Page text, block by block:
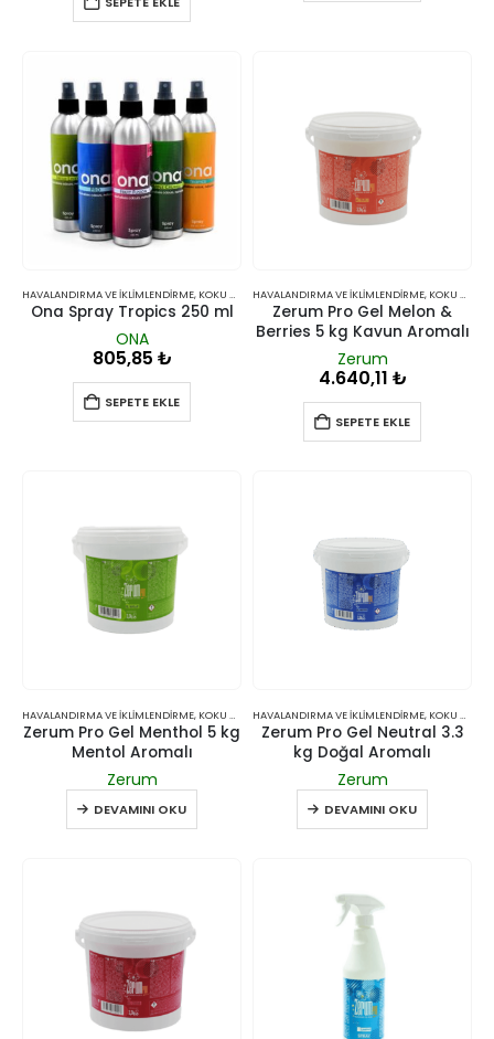
HAVALANDIRMA VE İKLIMLENDIRME, KOKU GIDERICILER
Ona Spray Tropics 250 ml
ONA
805,85 ₺
SEPETE EKLE
HAVALANDIRMA VE İKLIMLENDIRME, KOKU GIDERICILER
Zerum Pro Gel Melon &
Berries 5 kg Kavun Aromalı
Zerum
4.640,11 ₺
SEPETE EKLE
HAVALANDIRMA VE İKLIMLENDIRME, KOKU GIDERICILER
Zerum Pro Gel Menthol 5 kg
Mentol Aromalı
Zerum
DEVAMINI OKU
HAVALANDIRMA VE İKLIMLENDIRME, KOKU GIDERICILER
Zerum Pro Gel Neutral 3.3
kg Doğal Aromalı
Zerum
DEVAMINI OKU